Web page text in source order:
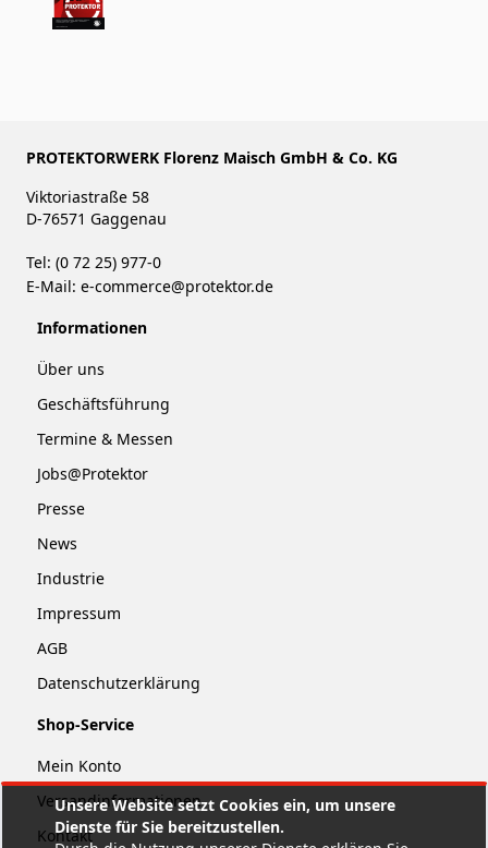
Unsere Website setzt Cookies ein, um unsere
Dienste für Sie bereitzustellen.
PROTEKTORWERK Florenz Maisch GmbH & Co. KG
Viktoriastraße 58
D-76571 Gaggenau
Tel: (0 72 25) 977-0
E-Mail: e-commerce@protektor.de
Informationen
Über uns
Geschäftsführung
Termine & Messen
Jobs@Protektor
Presse
News
Industrie
Impressum
AGB
Datenschutzerklärung
Shop-Service
Mein Konto
Versandinformationen
Kontakt